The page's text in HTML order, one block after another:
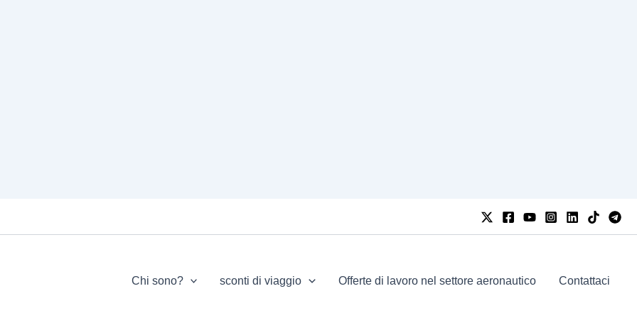
Chi sono? sconti di viaggio Offerte di lavoro nel settore aeronautico Contattaci